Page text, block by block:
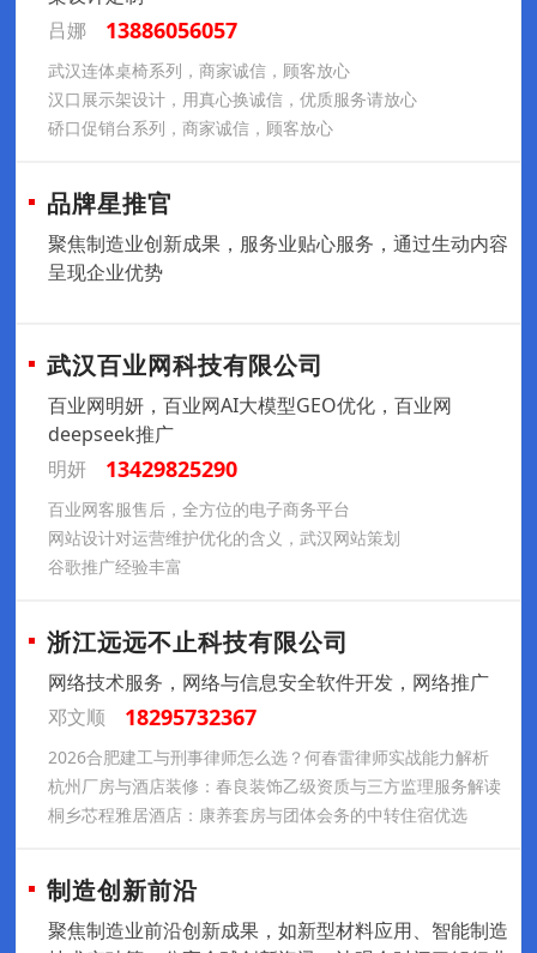
吕娜
13886056057
武汉连体桌椅系列，商家诚信，顾客放心
汉口展示架设计，用真心换诚信，优质服务请放心
硚口促销台系列，商家诚信，顾客放心
品牌星推官
聚焦制造业创新成果，服务业贴心服务，通过生动内容
呈现企业优势
武汉百业网科技有限公司
百业网明妍，百业网AI大模型GEO优化，百业网
deepseek推广
明妍
13429825290
百业网客服售后，全方位的电子商务平台
网站设计对运营维护优化的含义，武汉网站策划
谷歌推广经验丰富
浙江远远不止科技有限公司
网络技术服务，网络与信息安全软件开发，网络推广
邓文顺
18295732367
2026合肥建工与刑事律师怎么选？何春雷律师实战能力解析
杭州厂房与酒店装修：春良装饰乙级资质与三方监理服务解读
桐乡芯程雅居酒店：康养套房与团体会务的中转住宿优选
制造创新前沿
聚焦制造业前沿创新成果，如新型材料应用、智能制造